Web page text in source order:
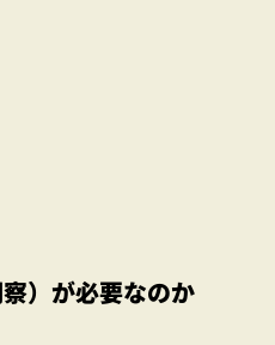
）が必要なのか